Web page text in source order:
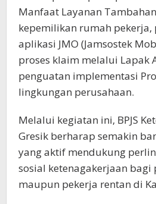
Manfaat Layanan
kepemilikan rumah pekerja,
aplikasi JMO (Jamsostek
proses klaim melalui Lapak
penguatan implementasi
lingkungan perusahaan.
Melalui kegiatan ini, BPJS
Gresik berharap semakin
yang aktif mendukung
sosial ketenagakerjaan bagi
maupun pekerja rentan di